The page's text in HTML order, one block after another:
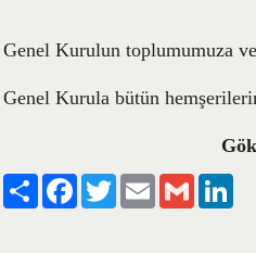
Genel Kurulun toplumumuza
Genel Kurula bütün
Paylaş FacebookTwitter Email Gmail